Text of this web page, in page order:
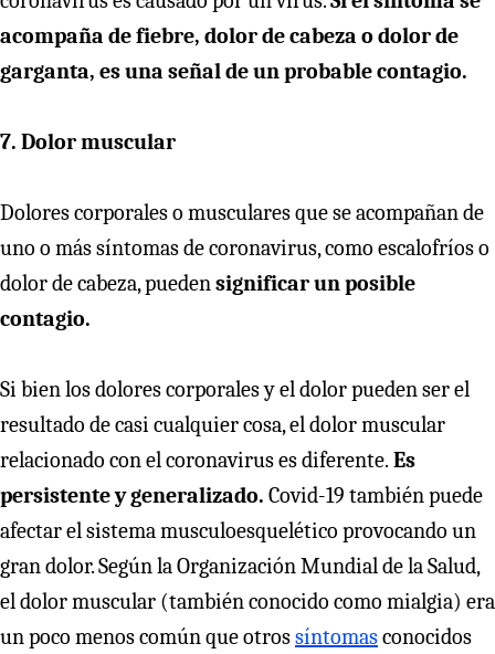
acompaña de fiebre, dolor de cabeza o dolor de
garganta, es una señal de un probable contagio.
7. Dolor muscular
Dolores corporales o musculares que se acompañan de
uno o más síntomas de coronavirus, como escalofríos o
dolor de cabeza, puedensignificar un posible
contagio.
Si bien los dolores corporales y el dolor pueden ser el
resultado de casi cualquier cosa, el dolor muscular
relacionado con el coronavirus es diferente. Es
persistente y generalizado. Covid-19 también puede
afectar el sistema musculoesquelético provocando un
gran dolor. Según la Organización Mundial de la Salud,
el dolor muscular (también conocido como mialgia) era
un poco menos común que otrossíntomasconocidos